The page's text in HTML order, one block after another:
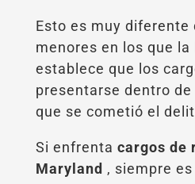
Esto es muy
menores en los que la
establece que los
presentarse dentro de
que se cometió el
Si enfrenta cargos de
Maryland , siempre